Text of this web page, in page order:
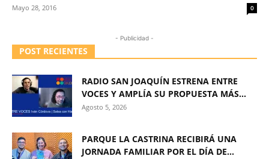
Mayo 28, 2016 0
- Publicidad -
POST RECIENTES
RADIO SAN JOAQUÍN ESTRENA ENTRE
VOCES Y AMPLÍA SU PROPUESTA MÁS...
Agosto 5, 2026
PARQUE LA CASTRINA RECIBIRÁ UNA
JORNADA FAMILIAR POR EL DÍA DE...